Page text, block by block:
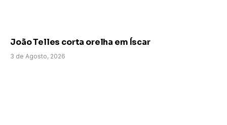
João Telles corta orelha em Íscar
3 de Agosto, 2026